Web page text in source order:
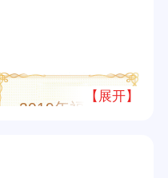
2019年福布斯
【展开】